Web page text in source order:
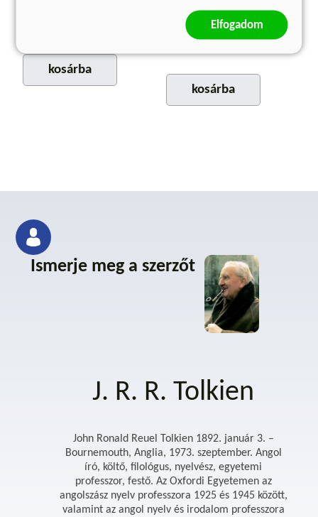
kosárba
Natalia Sherba
2 774 Ft
kosárba
Ismerje meg a szerzőt
J. R. R. Tolkien
John Ronald Reuel Tolkien 1892. január 3. –
Bournemouth, Anglia, 1973. szeptember. Angol
író, költő, filológus, nyelvész, egyetemi
professzor, festő. Az Oxfordi Egyetemen az
angolszász nyelv professzora 1925 és 1945 között,
valamint az angol nyelv és irodalom professzora
Elfogadom